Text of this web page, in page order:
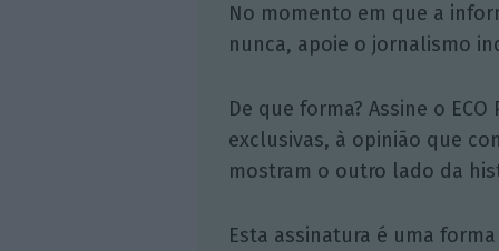
No momento em que a
nunca, apoie o jornalismo
De que forma? Assine o
exclusivas, à opinião que
mostram o outro lado da
Esta assinatura é uma